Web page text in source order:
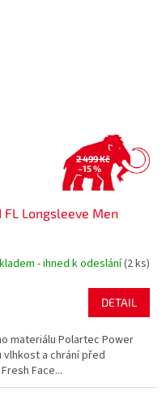
2 499 Kč
–15 %
Longsleeve Men
- ihned k odeslání(2 ks)
DETAIL
materiálu Polartec Power
a chrání před
Face...